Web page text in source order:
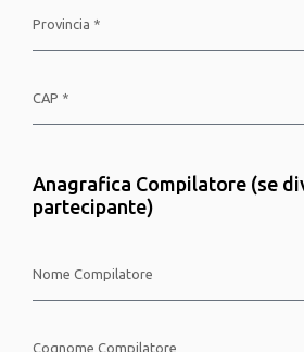
Anagrafica Compilatore (se
partecipante)